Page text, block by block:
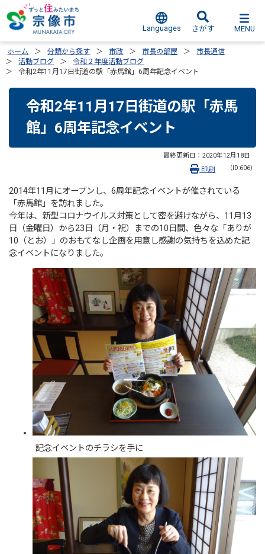
Languages さがす MENU
ホーム 分類から探す 市政 市長の部屋
市長通信
活動ブログ
令和２年度活動ブログ
令和2年11月17日街道の駅「赤馬館」6周年記念イベント
令和2年11月17日街道の駅「赤馬
館」6周年記念イベント
最終更新日： 2020年12月18日
（ID:606）
印刷
2014年11月にオープンし、6周年記念イベントが催されている
「赤馬館」を訪れました。
今年は、新型コロナウイルス対策として密を避けながら、11月13
日（金曜日）から23日（月・祝）までの10日間、色々な「ありが
10（とお）」のおもてなし企画を用意し感謝の気持ちを込めた記
念イベントになりました。
記念イベントのチラシを手に